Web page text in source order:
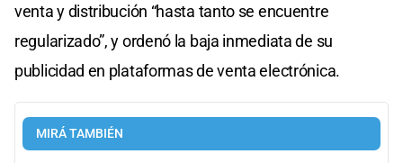
venta y distribución “hasta tanto se encuentre
regularizado”, y ordenó la baja inmediata de su
publicidad en plataformas de venta electrónica.
MIRÁ TAMBIÉN